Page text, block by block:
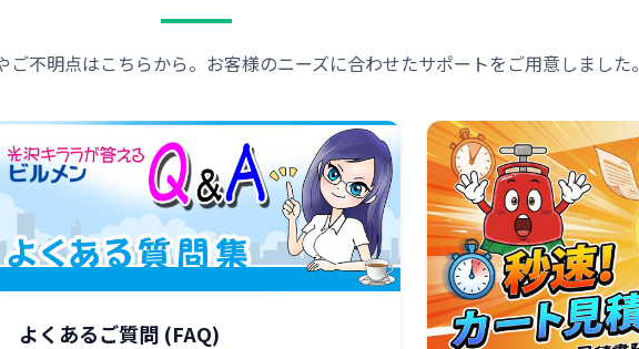
不明点はこちらから。お客様のニーズに合わせたサポートをご用意しました。
よくあるご質問 (FAQ)